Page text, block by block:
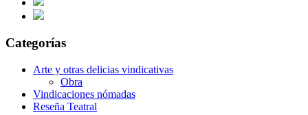
Categorías
Arte y otras delicias vindicativas
Obra
Vindicaciones nómadas
Reseña Teatral